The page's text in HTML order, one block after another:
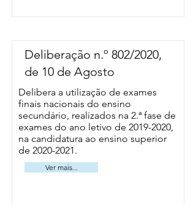
Deliberação n.º 802/2020,
de 10 de Agosto
Delibera a utilização de exames
finais nacionais do ensino
secundário, realizados na 2.ª fase de
exames do ano letivo de 2019-2020,
na candidatura ao ensino superior
de 2020-2021.
Ver mais...